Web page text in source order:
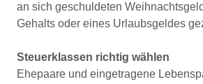
an sich geschuldeten
Gehalts oder eines Urlaubsgeldes
Steuerklassen richtig wählen
Ehepaare und eingetragene